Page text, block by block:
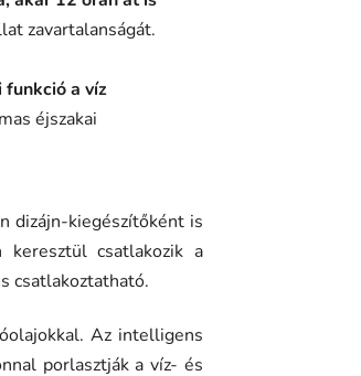
zavartalanságát.
a víz
éjszakai
dizájn-kiegészítőként is
keresztül csatlakozik a
csatlakoztatható.
Az intelligens
porlasztják a víz- és